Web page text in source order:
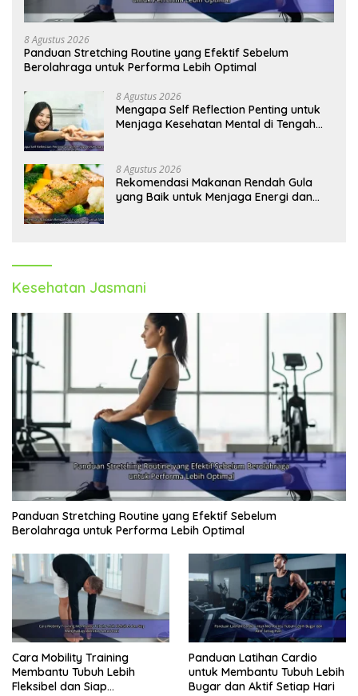
8 Agustus 2026
Panduan Stretching Routine yang Efektif Sebelum
Berolahraga untuk Performa Lebih Optimal
8 Agustus 2026
Mengapa Self Reflection Penting untuk
Menjaga Kesehatan Mental di Tengah
8 Agustus 2026
Rekomendasi Makanan Rendah Gula
yang Baik untuk Menjaga Energi dan
Kesehatan Jasmani
Panduan Stretching Routine yang Efektif Sebelum
Berolahraga untuk Performa Lebih Optimal
Cara Mobility Training
Membantu Tubuh Lebih
Fleksibel dan Siap
Panduan Latihan Cardio
untuk Membantu Tubuh Lebih
Bugar dan Aktif Setiap Hari